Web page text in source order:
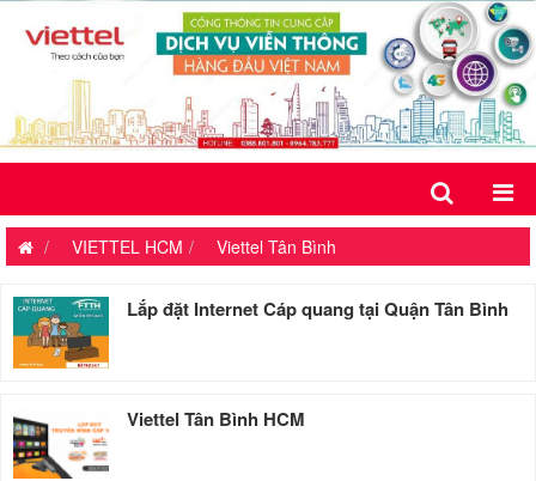
VIETTEL HCM Viettel Tân Bình
Lắp đặt Internet Cáp quang tại Quận Tân Bình
Viettel Tân Bình HCM